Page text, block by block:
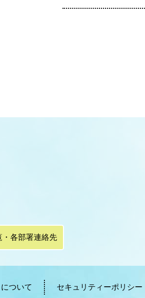
・各部署連絡先
ついて セキュリティーポリシー